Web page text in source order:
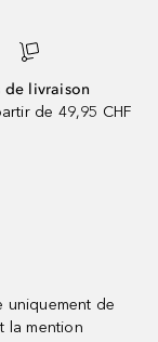
de livraison
de 49,95 CHF
uniquement de
la mention